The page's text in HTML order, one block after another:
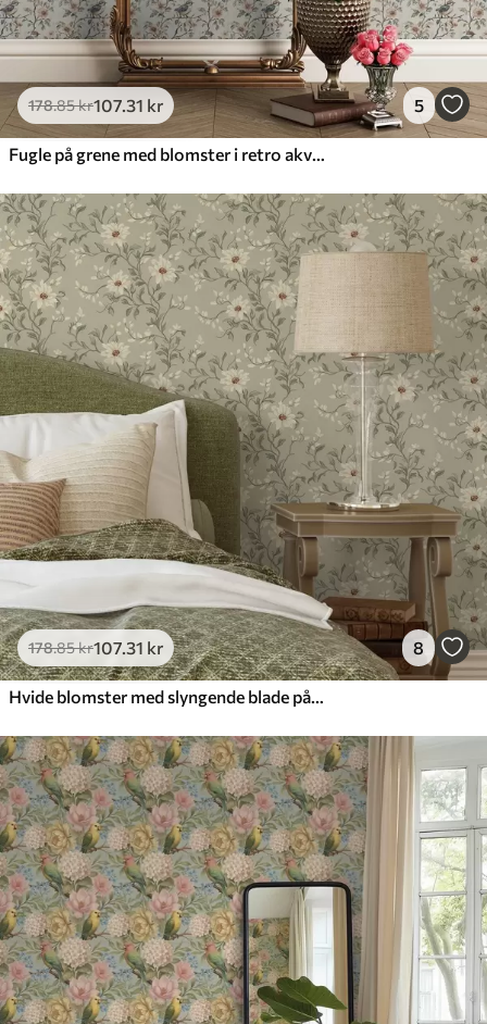
178.85kr107.31 kr 5
Fugle på grene med blomster i retro akvarel-stil
178.85kr107.31 kr 8
Hvide blomster med slyngende blade på lys baggrund